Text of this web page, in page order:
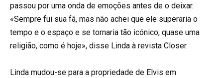
passou por uma onda de emoções antes de o deixar.
«Sempre fui sua fã, mas não achei que ele superaria o
tempo e o espaço e se tornaria tão icónico, quase uma
religião, como é hoje», disse Linda à revista Closer.
Linda mudou-se para a propriedade de Elvis em